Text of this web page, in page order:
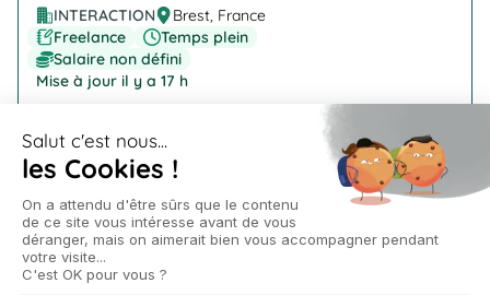
INTERACTION
Brest, France
Freelance
Temps plein
Salaire non défini
Mise à jour il y a 17 h
Company Logo